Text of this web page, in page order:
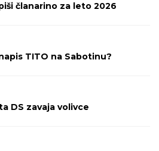
članarino za leto 2026
TITO na Sabotinu?
DS zavaja volivce